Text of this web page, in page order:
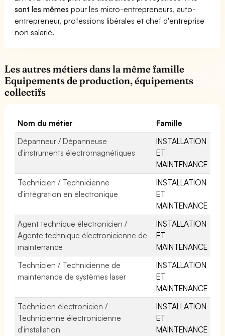
sont les mêmes pour les micro-entrepreneurs, auto-
entrepreneur, professions libérales et chef d'entreprise
non salarié.
Les autres métiers dans la même famille
Equipements de production, équipements
collectifs
Nom du métier
Famille
Dépanneur / Dépanneuse
d'instruments électromagnétiques
INSTALLATION
ET
MAINTENANCE
Technicien / Technicienne
d'intégration en électronique
INSTALLATION
ET
MAINTENANCE
Agent technique électronicien /
Agente technique électronicienne de
maintenance
INSTALLATION
ET
MAINTENANCE
Technicien / Technicienne de
maintenance de systèmes laser
INSTALLATION
ET
MAINTENANCE
Technicien électronicien /
Technicienne électronicienne
d'installation
INSTALLATION
ET
MAINTENANCE